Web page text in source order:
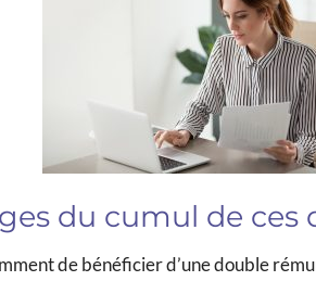
du cumul de ces
de bénéficier d’une double